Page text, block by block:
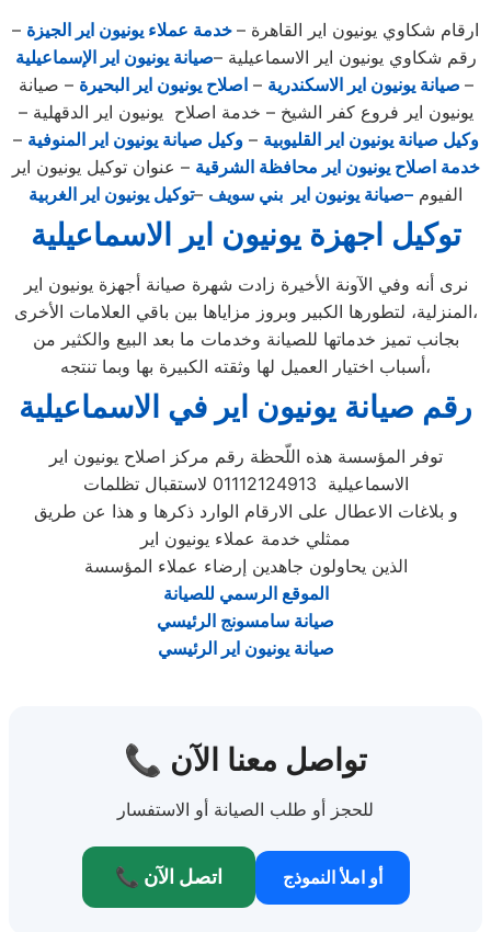
ارقام شكاوي يونيون اير القاهرة – خدمة عملاء يونيون اير الجيزة –
رقم شكاوي يونيون اير الاسماعيلية –صيانة يونيون اير الإسماعيلية
– صيانة يونيون اير الاسكندرية –اصلاح يونيون اير البحيرة – صيانة
يونيون اير فروع كفر الشيخ – خدمة اصلاح يونيون اير الدقهلية –
وكيل صيانة يونيون اير القليوبية –وكيل صيانة يونيون اير المنوفية –
خدمة اصلاح يونيون اير محافظة الشرقية – عنوان توكيل يونيون اير
الفيوم –صيانة يونيون اير بني سويف –توكيل يونيون اير الغربية
توكيل اجهزة يونيون اير الاسماعيلية
نرى أنه وفي الآونة الأخيرة زادت شهرة صيانة أجهزة يونيون اير
المنزلية، لتطورها الكبير وبروز مزاياها بين باقي العلامات الأخرى،
بجانب تميز خدماتها للصيانة وخدمات ما بعد البيع والكثير من
أسباب اختيار العميل لها وثقته الكبيرة بها وبما تنتجه،
رقم صيانة يونيون اير في الاسماعيلية
توفر المؤسسة هذه اللّحظة رقم مركز اصلاح يونيون اير
الاسماعيلية 01112124913 لاستقبال تظلمات
و بلاغات الاعطال على الارقام الوارد ذكرها و هذا عن طريق
ممثلي خدمة عملاء يونيون اير
الذين يحاولون جاهدين إرضاء عملاء المؤسسة
الموقع الرسمي للصيانة
صيانة سامسونج الرئيسي
صيانة يونيون اير الرئيسي
📞 تواصل معنا الآن
للحجز أو طلب الصيانة أو الاستفسار
📞 اتصل الآن أو املأ النموذج